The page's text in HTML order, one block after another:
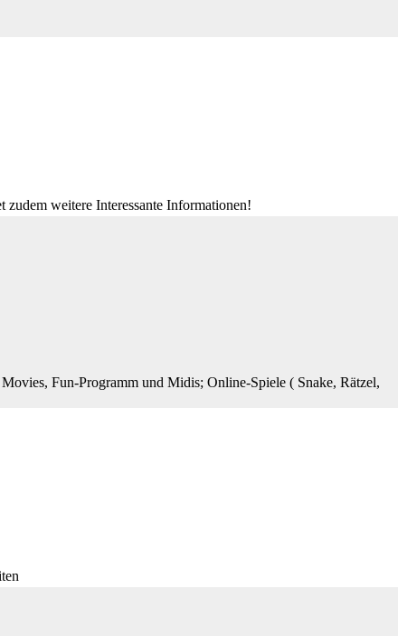
weitere Interessante Informationen!
Fun-Programm und Midis; Online-Spiele ( Snake, Rätzel,